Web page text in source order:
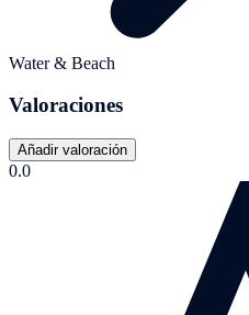
Water & Beach
Valoraciones
Añadir valoración
0.0